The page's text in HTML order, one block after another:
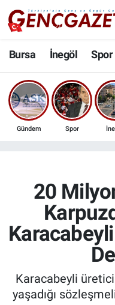
Bursa İnegöl Spor
Gündem Spor
20
Karacabeyli
yaşadığı
Bursa
İnegöl
3.SAYFA
Ekonomi
Güncel
Kadın & Aile
Nöbetçi Eczaneler
Hava Durumu
Trafik Durumu
Son Dakika
Haber Arşivi